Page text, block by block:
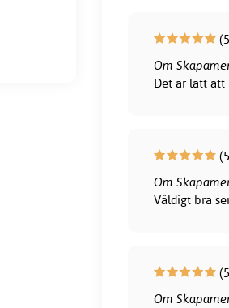
Om
Det är lätt att
Om
Väldigt bra
Om